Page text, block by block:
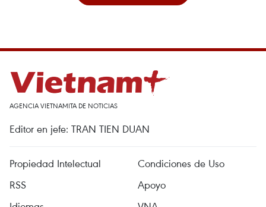
AGENCIA VIETNAMITA DE NOTICIAS
Editor en jefe: TRAN TIEN DUAN
Propiedad Intelectual
Condiciones de Uso
RSS
Apoyo